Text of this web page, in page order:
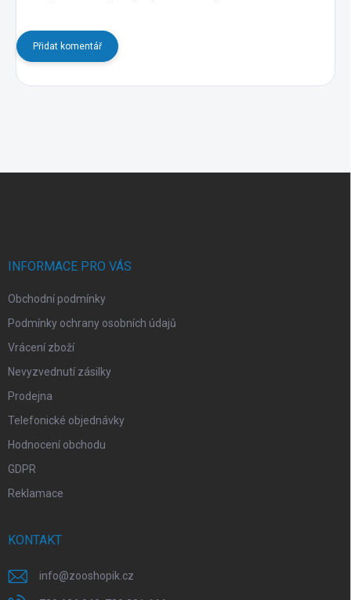
Přidat komentář
INFORMACE PRO VÁS
Obchodní podmínky
Podmínky ochrany osobních údajů
Vrácení zboží
Nevyzvednutí zásilky
Prodejna
Telefonické objednávky
Hodnocení obchodu
GDPR
Reklamace
KONTAKT
info@zooshopik.cz